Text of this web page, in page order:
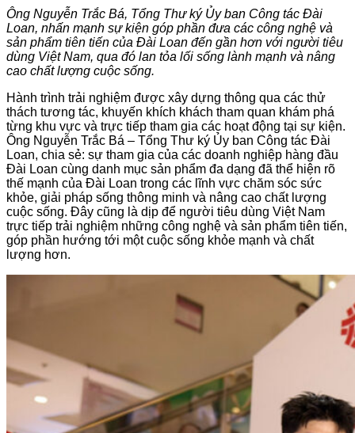
Ông Nguyễn Trắc Bá, Tổng Thư ký Ủy ban Công tác Đài
Loan, nhấn mạnh sự kiện góp phần đưa các công nghệ và
sản phẩm tiên tiến của Đài Loan đến gần hơn với người tiêu
dùng Việt Nam, qua đó lan tỏa lối sống lành mạnh và nâng
cao chất lượng cuộc sống.
Hành trình trải nghiệm được xây dựng thông qua các thử
thách tương tác, khuyến khích khách tham quan khám phá
từng khu vực và trực tiếp tham gia các hoạt động tại sự kiện.
Ông Nguyễn Trắc Bá – Tổng Thư ký Ủy ban Công tác Đài
Loan, chia sẻ: sự tham gia của các doanh nghiệp hàng đầu
Đài Loan cùng danh mục sản phẩm đa dạng đã thể hiện rõ
thế mạnh của Đài Loan trong các lĩnh vực chăm sóc sức
khỏe, giải pháp sống thông minh và nâng cao chất lượng
cuộc sống. Đây cũng là dịp để người tiêu dùng Việt Nam
trực tiếp trải nghiệm những công nghệ và sản phẩm tiên tiến,
góp phần hướng tới một cuộc sống khỏe mạnh và chất
lượng hơn.